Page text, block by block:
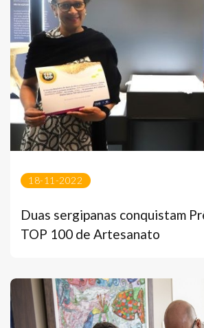
18-11-2022
Duas sergipanas conquistam
TOP 100 de Artesanato